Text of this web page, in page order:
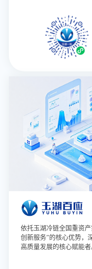
依托玉湖冷链全国重资
创新服务”的核心优势，
高质量发展的核心赋能者